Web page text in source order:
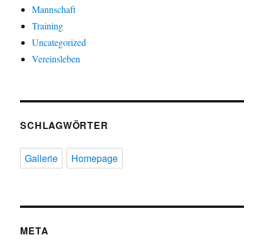
Mannschaft
Training
Uncategorized
Vereinsleben
SCHLAGWÖRTER
Gallerie Homepage
META